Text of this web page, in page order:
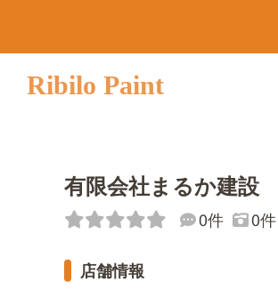
Ribilo Paint
有限会社まるか建設
0件 0件
店舗情報